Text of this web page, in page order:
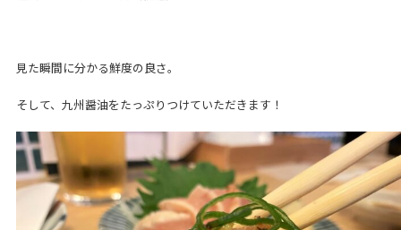
見た瞬間に分かる鮮度の良さ。
そして、九州醤油をたっぷりつけていただきます！